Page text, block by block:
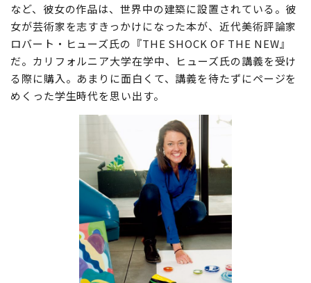
など、彼女の作品は、世界中の建築に設置されている。彼
女が芸術家を志すきっかけになった本が、近代美術評論家
ロバート・ヒューズ氏の『THE SHOCK OF THE NEW』
だ。カリフォルニア大学在学中、ヒューズ氏の講義を受け
る際に購入。あまりに面白くて、講義を待たずにページを
めくった学生時代を思い出す。